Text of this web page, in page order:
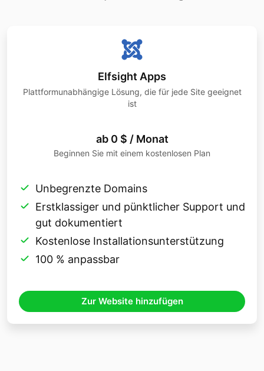
Elfsight Apps
Plattformunabhängige Lösung, die für jede Site geeignet
ist
ab 0 $ / Monat
Beginnen Sie mit einem kostenlosen Plan
Unbegrenzte Domains
Erstklassiger und pünktlicher Support und
gut dokumentiert
Kostenlose Installationsunterstützung
100 % anpassbar
Zur Website hinzufügen